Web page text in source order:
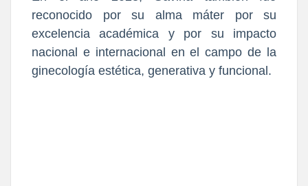
reconocido por su alma máter por su
excelencia académica y por su impacto
nacional e internacional en el campo de la
ginecología estética, generativa y funcional.